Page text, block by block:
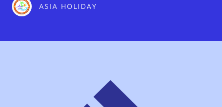
6
o
ASIA HOLIDAY